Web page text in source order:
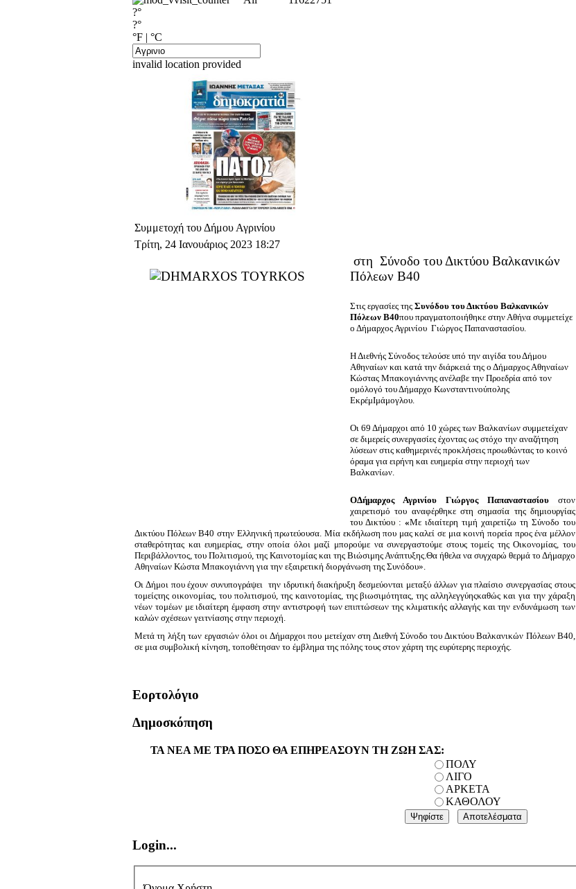
?°
?°
°F | °C
invalid location provided
Συμμετοχή του Δήμου Αγρινίου
Τρίτη, 24 Ιανουάριος 2023 18:27
στη Σύνοδο του Δικτύου Βαλκανικών
Πόλεων Β40
Στις εργασίες της Συνόδου του Δικτύου Βαλκανικών
Πόλεων Β40που πραγματοποιήθηκε στην Αθήνα συμμετείχε
ο Δήμαρχος Αγρινίου Γιώργος Παπαναστασίου.
Η Διεθνής Σύνοδος τελούσε υπό την αιγίδα του Δήμου
Αθηναίων και κατά την διάρκειά της ο Δήμαρχος Αθηναίων
Κώστας Μπακογιάννης ανέλαβε την Προεδρία από τον
ομόλογό του Δήμαρχο Κωνσταντινούπολης
ΕκρέμΙμάμογλου.
Οι 69 Δήμαρχοι από 10 χώρες των Βαλκανίων συμμετείχαν
σε διμερείς συνεργασίες έχοντας ως στόχο την αναζήτηση
λύσεων στις καθημερινές προκλήσεις προωθώντας το κοινό
όραμα για ειρήνη και ευημερία στην περιοχή των
Βαλκανίων.
ΟΔήμαρχος Αγρινίου Γιώργος Παπαναστασίου στον
χαιρετισμό του αναφέρθηκε στη σημασία της δημιουργίας
του Δικτύου : «Με ιδιαίτερη τιμή χαιρετίζω τη Σύνοδο του
Δικτύου Πόλεων Β40 στην Ελληνική πρωτεύουσα. Μία εκδήλωση που μας καλεί σε μια κοινή πορεία προς ένα μέλλον
σταθερότητας και ευημερίας, στην οποία όλοι μαζί μπορούμε να συνεργαστούμε στους τομείς της Οικονομίας, του
Περιβάλλοντος, του Πολιτισμού, της Καινοτομίας και της Βιώσιμης Ανάπτυξης. Θα ήθελα να συγχαρώ θερμά το Δήμαρχο
Αθηναίων Κώστα Μπακογιάννη για την εξαιρετική διοργάνωση της Συνόδου».
Οι Δήμοι που έχουν συνυπογράψει την ιδρυτική διακήρυξη δεσμεύονται μεταξύ άλλων για πλαίσιο συνεργασίας στους
τομείςτης οικονομίας, του πολιτισμού, της καινοτομίας, της βιωσιμότητας, της αλληλεγγύηςκαθώς και για την χάραξη
νέων τομέων με ιδιαίτερη έμφαση στην αντιστροφή των επιπτώσεων της κλιματικής αλλαγής και την ενδυνάμωση των
καλών σχέσεων γειτνίασης στην περιοχή.
Μετά τη λήξη των εργασιών όλοι οι Δήμαρχοι που μετείχαν στη Διεθνή Σύνοδοτου Δικτύου Βαλκανικών Πόλεων Β40,
σε μια συμβολική κίνηση, τοποθέτησαν το έμβλημα της πόλης τους στον χάρτη της ευρύτερης περιοχής.
Εορτολόγιο
Δημοσκόπηση
ΤΑ ΝΕΑ ΜΕ ΤΡΑ ΠΟΣΟ ΘΑ ΕΠΗΡΕΑΣΟΥΝ ΤΗ ΖΩΗ ΣΑΣ:
ΠΟΛΥ
ΛΙΓΟ
ΑΡΚΕΤΑ
ΚΑΘΟΛΟΥ
Login...